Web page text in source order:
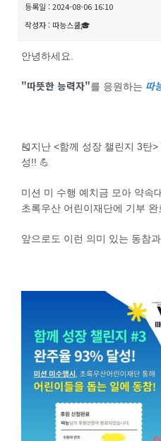
등록일 : 2024-08-06 16:10
작성자 : 따능스쿨🎓
안녕하세요.
"따뜻한 능력자"를 응원하는 따
🎽지난 <함께 성장 챌린지 3탄
성!! 💪
미션 미 수행 예치금 모아 약속
초록우산 어린이재단에 기부 완
앞으로도 이런 의미 있는 동참